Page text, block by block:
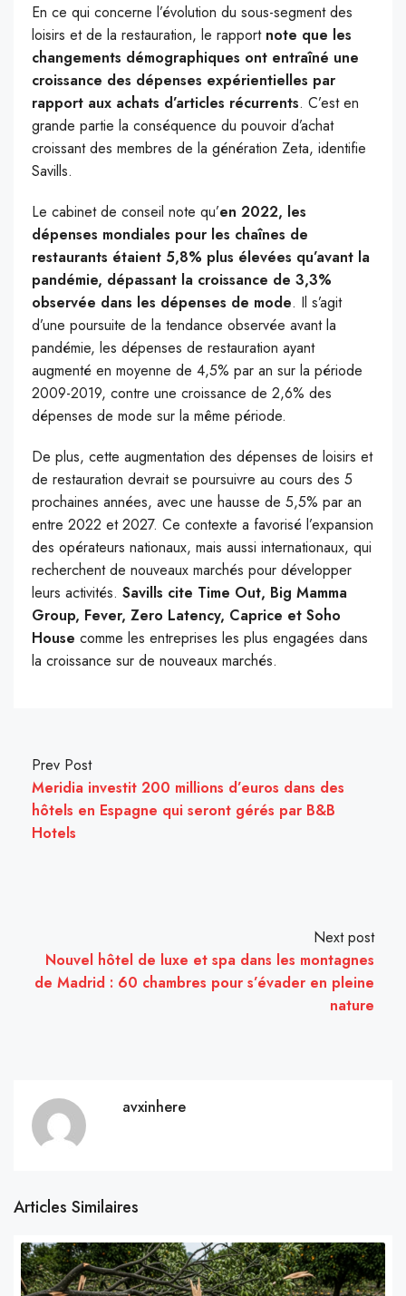
En ce qui concerne l’évolution du sous-segment des
loisirs et de la restauration, le rapport note que les
changements démographiques ont entraîné une
croissance des dépenses expérientielles par
rapport aux achats d’articles récurrents. C’est en
grande partie la conséquence du pouvoir d’achat
croissant des membres de la génération Zeta, identifie
Savills.
Le cabinet de conseil note qu’en 2022, les
dépenses mondiales pour les chaînes de
restaurants étaient 5,8% plus élevées qu’avant la
pandémie, dépassant la croissance de 3,3%
observée dans les dépenses de mode. Il s’agit
d’une poursuite de la tendance observée avant la
pandémie, les dépenses de restauration ayant
augmenté en moyenne de 4,5% par an sur la période
2009-2019, contre une croissance de 2,6% des
dépenses de mode sur la même période.
De plus, cette augmentation des dépenses de loisirs et
de restauration devrait se poursuivre au cours des 5
prochaines années, avec une hausse de 5,5% par an
entre 2022 et 2027. Ce contexte a favorisé l’expansion
des opérateurs nationaux, mais aussi internationaux, qui
recherchent de nouveaux marchés pour développer
leurs activités. Savills cite Time Out, Big Mamma
Group, Fever, Zero Latency, Caprice et Soho
House comme les entreprises les plus engagées dans
la croissance sur de nouveaux marchés.
Prev Post
Meridia investit 200 millions d’euros dans des
hôtels en Espagne qui seront gérés par B&B
Hotels
Next post
Nouvel hôtel de luxe et spa dans les montagnes
de Madrid : 60 chambres pour s’évader en pleine
nature
avxinhere
Articles Similaires